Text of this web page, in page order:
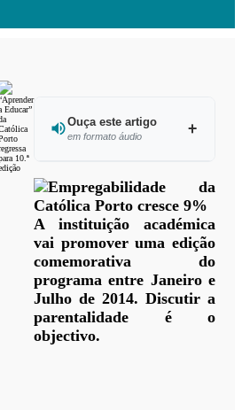
Ouça este artigo
em formato áudio
Ouvir
este
artigo
A instituição académica
vai promover uma edição
comemorativa do
programa entre Janeiro e
Julho de 2014. Discutir a
parentalidade é o
objectivo.